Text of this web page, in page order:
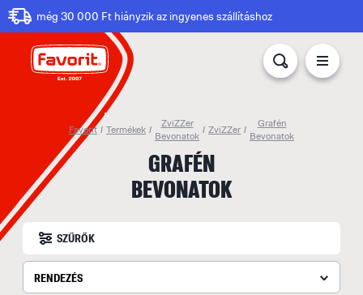
még 30 000 Ft hiányzik az ingyenes szállításhoz
Favorit / Termékek /
ZviZZer
Bevonatok
/ ZviZZer /
Grafén
Bevonatok
GRAFÉN
BEVONATOK
SZŰRŐK
RENDEZÉS